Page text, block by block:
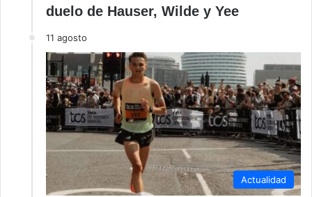
duelo de Hauser, Wilde y Yee
11 agosto
Actualidad